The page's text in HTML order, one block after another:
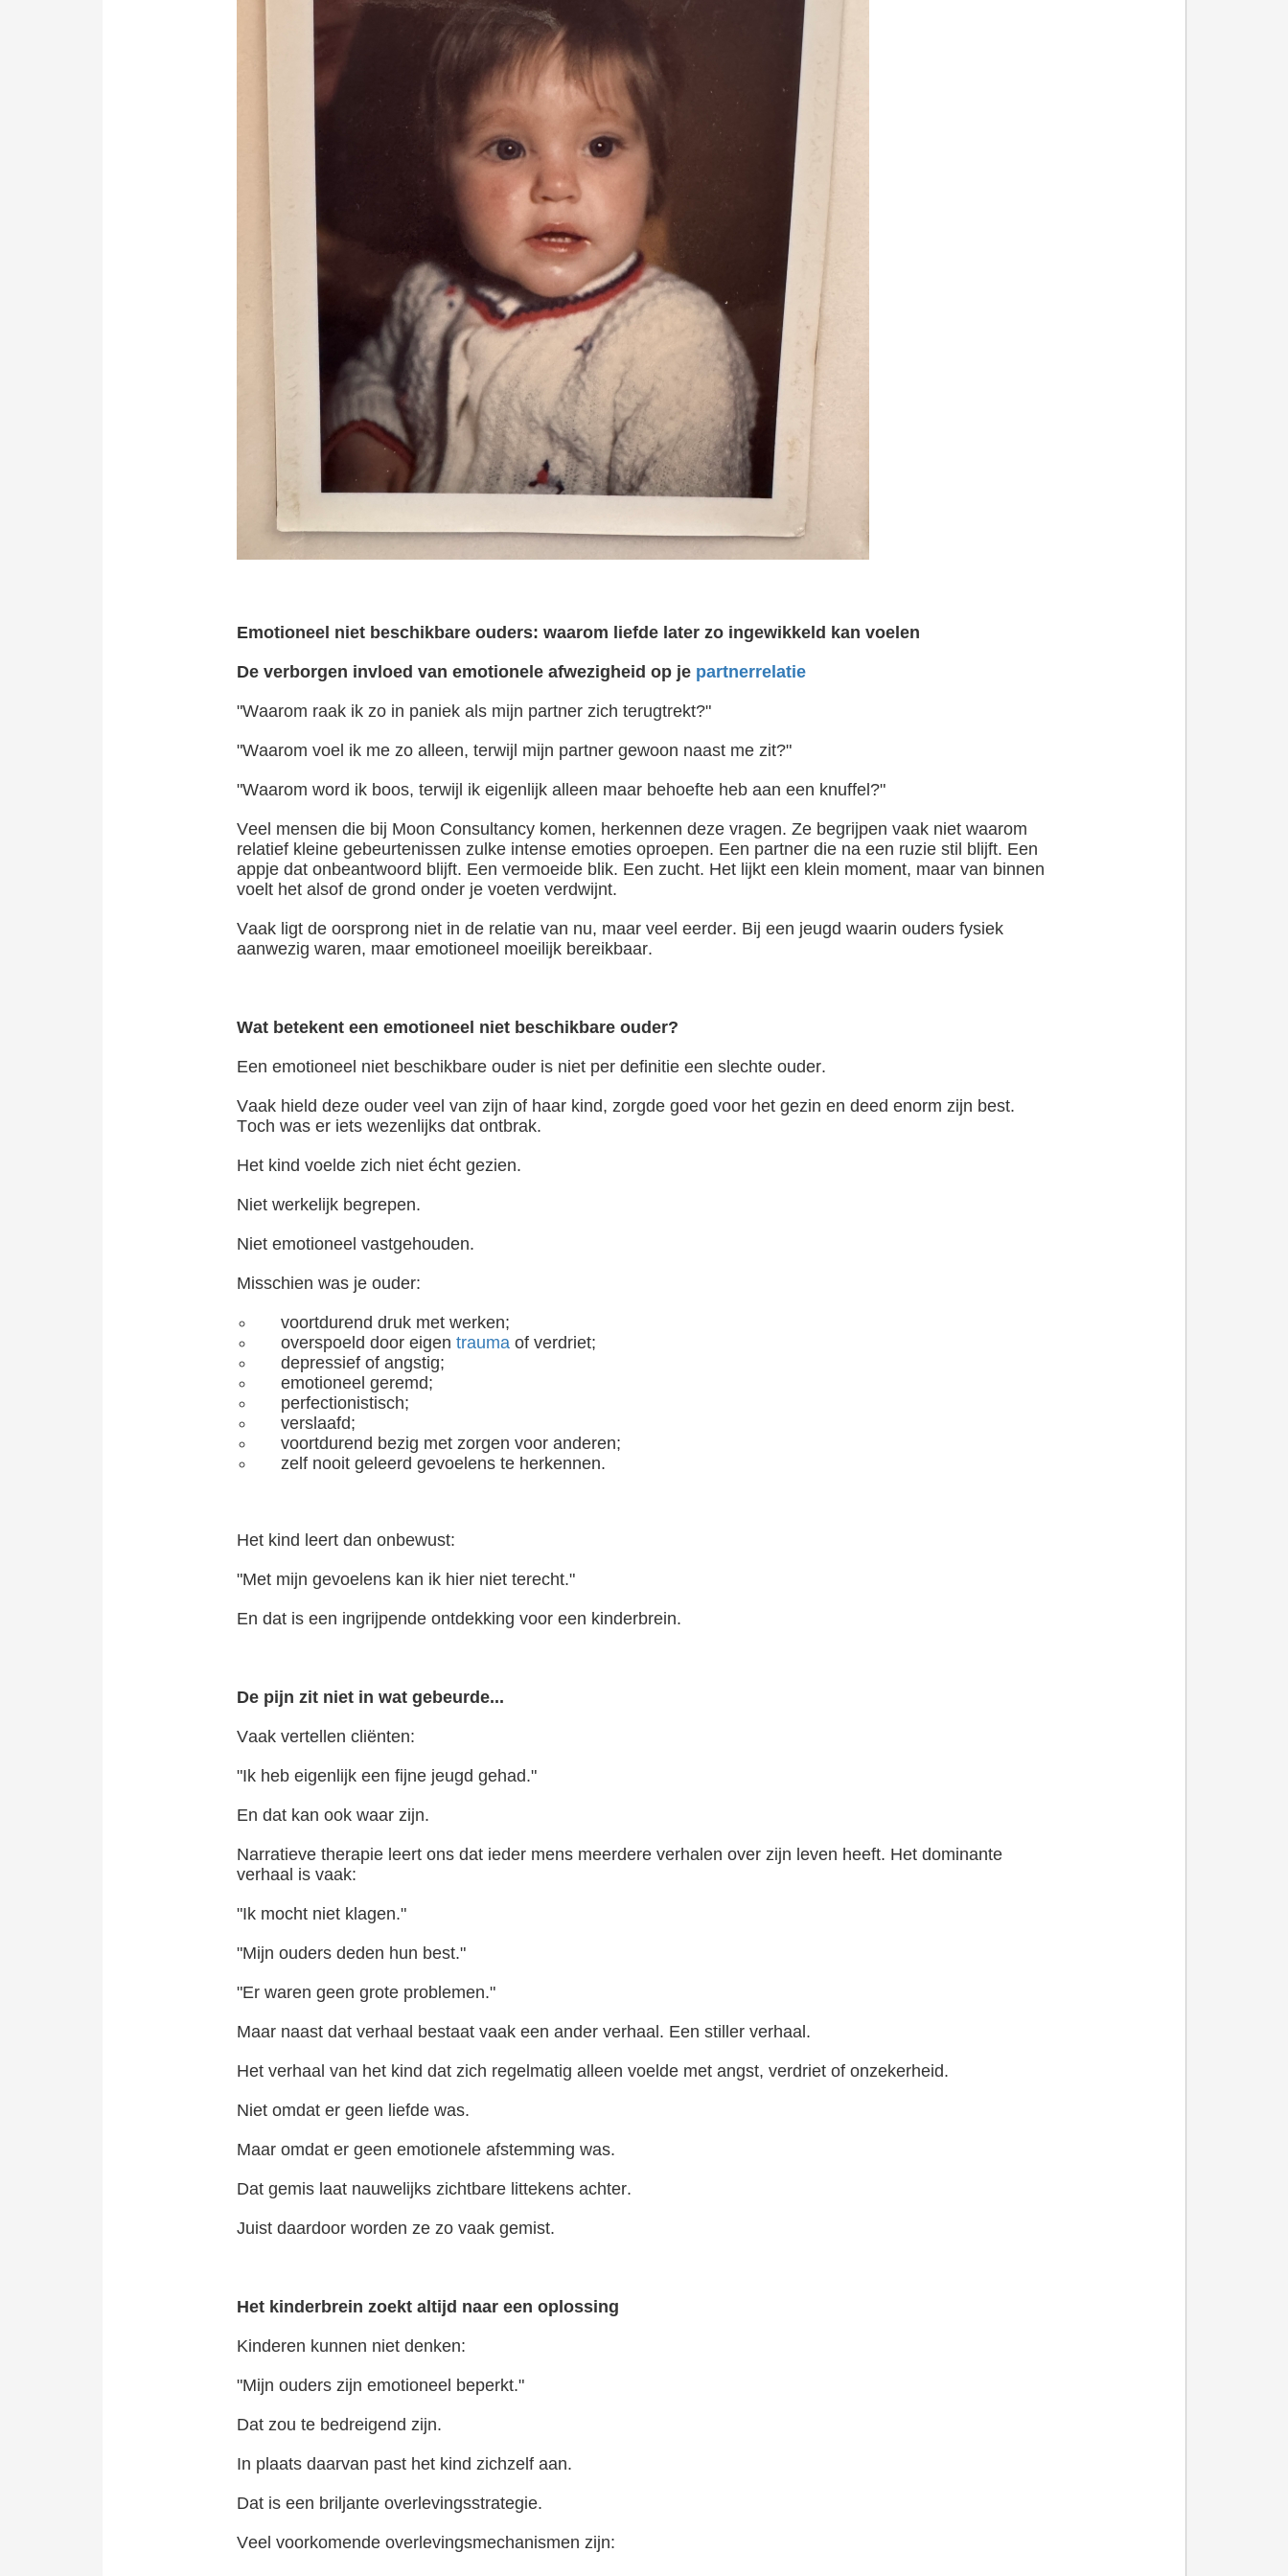
Emotioneel niet beschikbare ouders: waarom liefde later zo ingewikkeld kan voelen
De verborgen invloed van emotionele afwezigheid op je partnerrelatie
"Waarom raak ik zo in paniek als mijn partner zich terugtrekt?"
"Waarom voel ik me zo alleen, terwijl mijn partner gewoon naast me zit?"
"Waarom word ik boos, terwijl ik eigenlijk alleen maar behoefte heb aan een knuffel?"
Veel mensen die bij Moon Consultancy komen, herkennen deze vragen. Ze begrijpen vaak niet waarom
relatief kleine gebeurtenissen zulke intense emoties oproepen. Een partner die na een ruzie stil blijft. Een
appje dat onbeantwoord blijft. Een vermoeide blik. Een zucht. Het lijkt een klein moment, maar van binnen
voelt het alsof de grond onder je voeten verdwijnt.
Vaak ligt de oorsprong niet in de relatie van nu, maar veel eerder. Bij een jeugd waarin ouders fysiek
aanwezig waren, maar emotioneel moeilijk bereikbaar.
Wat betekent een emotioneel niet beschikbare ouder?
Een emotioneel niet beschikbare ouder is niet per definitie een slechte ouder.
Vaak hield deze ouder veel van zijn of haar kind, zorgde goed voor het gezin en deed enorm zijn best.
Toch was er iets wezenlijks dat ontbrak.
Het kind voelde zich niet écht gezien.
Niet werkelijk begrepen.
Niet emotioneel vastgehouden.
Misschien was je ouder:
voortdurend druk met werken;
overspoeld door eigentrauma of verdriet;
depressief of angstig;
emotioneel geremd;
perfectionistisch;
verslaafd;
voortdurend bezig met zorgen voor anderen;
zelf nooit geleerd gevoelens te herkennen.
Het kind leert dan onbewust:
"Met mijn gevoelens kan ik hier niet terecht."
En dat is een ingrijpende ontdekking voor een kinderbrein.
De pijn zit niet in wat gebeurde...
Vaak vertellen cliënten:
"Ik heb eigenlijk een fijne jeugd gehad."
En dat kan ook waar zijn.
Narratieve therapie leert ons dat ieder mens meerdere verhalen over zijn leven heeft. Het dominante
verhaal is vaak:
"Ik mocht niet klagen."
"Mijn ouders deden hun best."
"Er waren geen grote problemen."
Maar naast dat verhaal bestaat vaak een ander verhaal. Een stiller verhaal.
Het verhaal van het kind dat zich regelmatig alleen voelde met angst, verdriet of onzekerheid.
Niet omdat er geen liefde was.
Maar omdat er geen emotionele afstemming was.
Dat gemis laat nauwelijks zichtbare littekens achter.
Juist daardoor worden ze zo vaak gemist.
Het kinderbrein zoekt altijd naar een oplossing
Kinderen kunnen niet denken:
"Mijn ouders zijn emotioneel beperkt."
Dat zou te bedreigend zijn.
In plaats daarvan past het kind zichzelf aan.
Dat is een briljante overlevingsstrategie.
Veel voorkomende overlevingsmechanismen zijn: